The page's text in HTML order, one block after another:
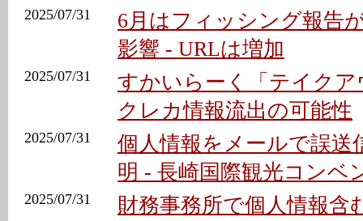
2025/07/31
6月はフィッシング報告
影響 - URLは増加
2025/07/31
すかいらーく「テイク
クレカ情報流出の可能性
2025/07/31
個人情報をメールで誤送
明 - 長崎国際観光コンベ
2025/07/31
財務事務所で個人情報含